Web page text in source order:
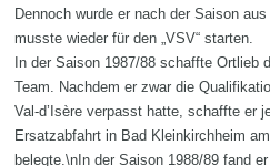
Dennoch wurde er nach der Saison
musste wieder für den „VSV“ starten.
In der Saison 1987/88 schaffte Ortlieb
Team. Nachdem er zwar die
Val-d’Isère verpasst hatte, schaffte er
Ersatzabfahrt in Bad Kleinkirchheim
belegte.\nIn der Saison 1988/89 fand